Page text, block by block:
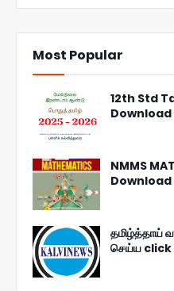
Most Popular
12th Std
Download
NMMS
Download
தமிழ்த்தாய்
செய்ய